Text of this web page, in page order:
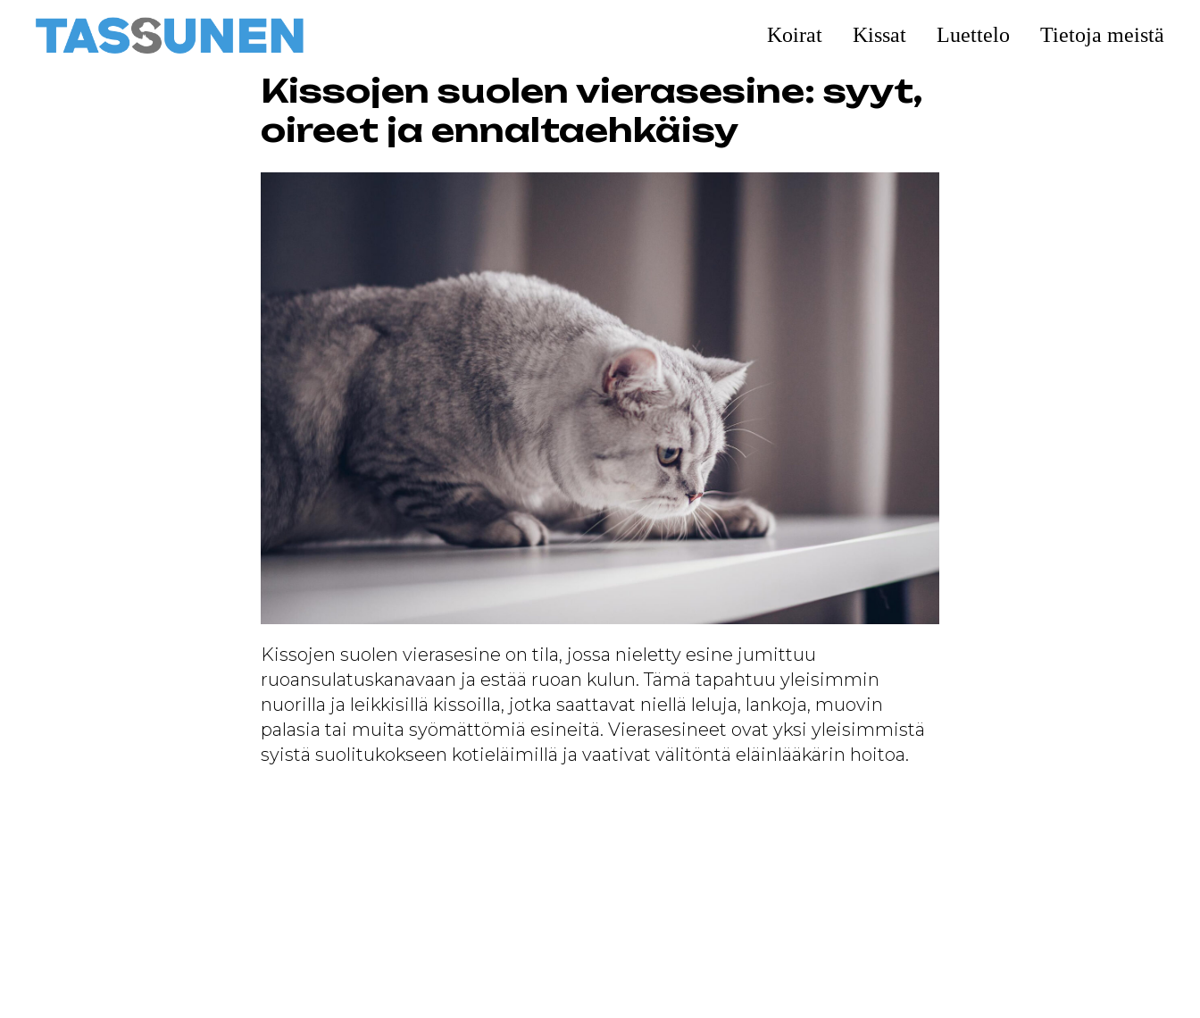
Koirat Kissat Luettelo Tietoja meistä
Kissojen suolen vierasesine: syyt,
oireet ja ennaltaehkäisy
Kissojen suolen vierasesine on tila, jossa nieletty esine jumittuu
ruoansulatuskanavaan ja estää ruoan kulun. Tämä tapahtuu yleisimmin
nuorilla ja leikkisillä kissoilla, jotka saattavat niellä leluja, lankoja, muovin
palasia tai muita syömättömiä esineitä. Vierasesineet ovat yksi yleisimmistä
syistä suolitukokseen kotieläimillä ja vaativat välitöntä eläinlääkärin hoitoa.